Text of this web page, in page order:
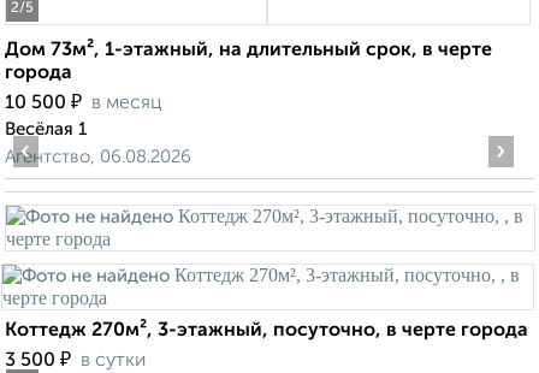
2/5
Дом 73м², 1-этажный, на длительный срок, в черте
города
10 500 ₽ в месяц
Весёлая 1
Агентство, 06.08.2026
‹ ›
Коттедж 270м², 3-этажный, посуточно, в черте города
3 500 ₽ в сутки